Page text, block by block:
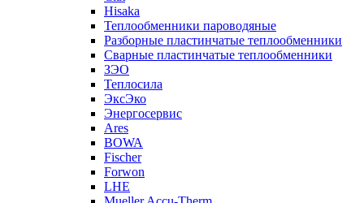
Hisaka
Теплообменники пароводяные
Разборные пластинчатые теплообменники
Сварные пластинчатые теплообменники
ЗЭО
Теплосила
ЭксЭко
Энергосервис
Ares
BOWA
Fischer
Forwon
LHE